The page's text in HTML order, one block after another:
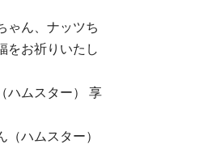
ゃん、ナッツち
をお祈りいたし
ハムスター） 享
（ハムスター）